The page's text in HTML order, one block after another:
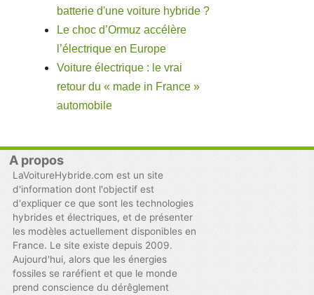
batterie d'une voiture hybride ?
Le choc d’Ormuz accélère
l’électrique en Europe
Voiture électrique : le vrai
retour du « made in France »
automobile
A propos
LaVoitureHybride.com est un site
d'information dont l'objectif est
d'expliquer ce que sont les technologies
hybrides et électriques, et de présenter
les modèles actuellement disponibles en
France. Le site existe depuis 2009.
Aujourd'hui, alors que les énergies
fossiles se raréfient et que le monde
prend conscience du dérêglement